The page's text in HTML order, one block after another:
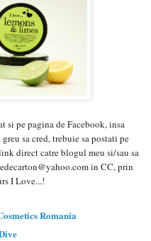
pe pagina de Facebook, insa
sa cred, trebuie sa postati pe
direct catre blogul meu si/sau sa
in CC, prin
I Love...!
Romania